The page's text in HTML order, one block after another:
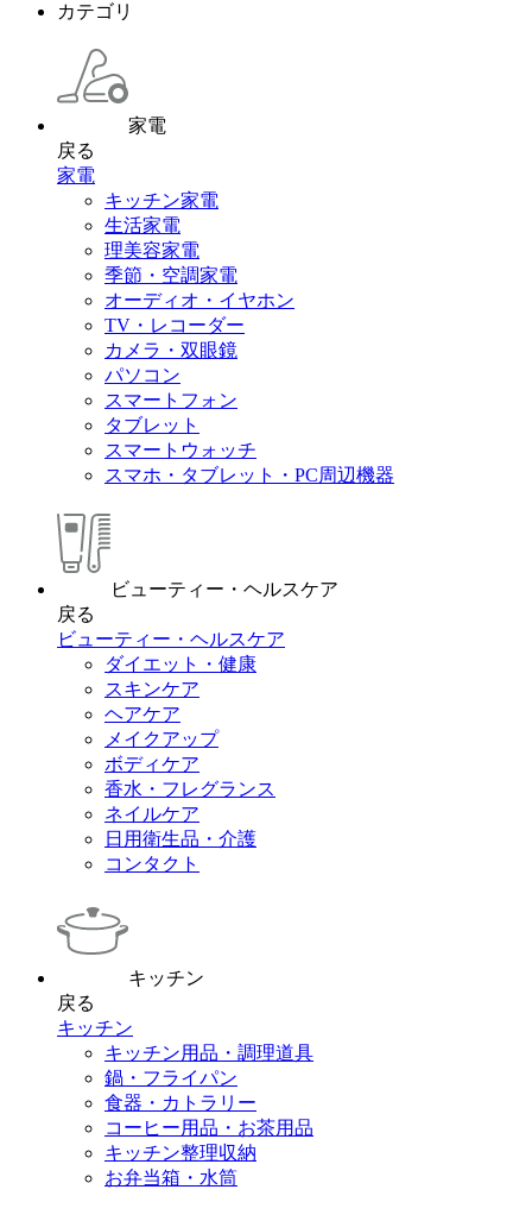
カテゴリ
家電
戻る
家電
キッチン家電
生活家電
理美容家電
季節・空調家電
オーディオ・イヤホン
TV・レコーダー
カメラ・双眼鏡
パソコン
スマートフォン
タブレット
スマートウォッチ
スマホ・タブレット・PC周辺機器
ビューティー・ヘルスケア
戻る
ビューティー・ヘルスケア
ダイエット・健康
スキンケア
ヘアケア
メイクアップ
ボディケア
香水・フレグランス
ネイルケア
日用衛生品・介護
コンタクト
キッチン
戻る
キッチン
キッチン用品・調理道具
鍋・フライパン
食器・カトラリー
コーヒー用品・お茶用品
キッチン整理収納
お弁当箱・水筒